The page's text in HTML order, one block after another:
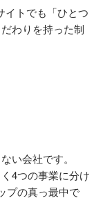
イトでも「ひとつ
わりを持った制
い会社です。
4つの事業に分け
プの真っ最中で